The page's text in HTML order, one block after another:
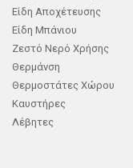
Είδη Αποχέτευσης
Είδη Μπάνιου
Ζεστό Νερό Χρήσης
Θερμάνση
Θερμοστάτες Χώρου
Καυστήρες
Λέβητες